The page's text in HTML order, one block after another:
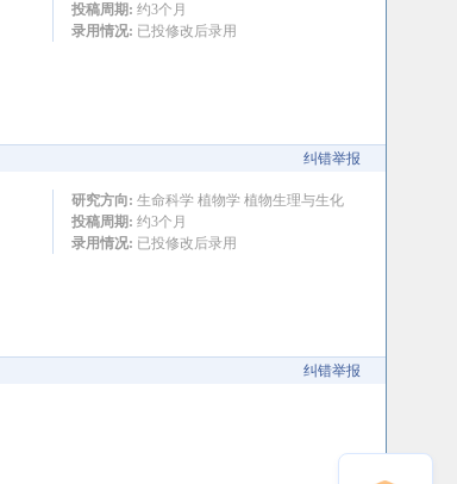
投稿周期: 约3个月
录用情况: 已投修改后录用
纠错举报
研究方向: 生命科学 植物学 植物生理与生化
投稿周期: 约3个月
录用情况: 已投修改后录用
纠错举报